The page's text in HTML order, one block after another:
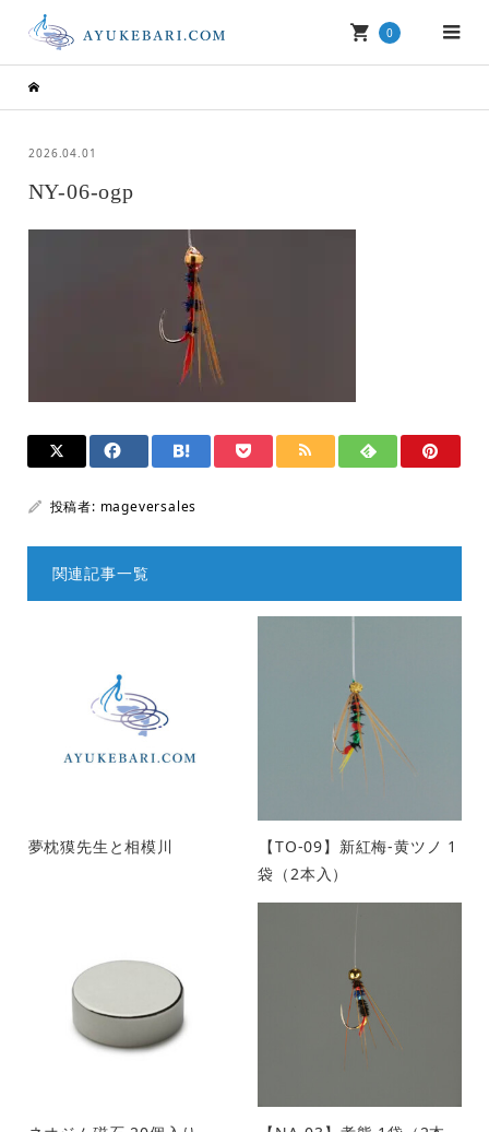
0
2026.04.01
NY-06-ogp
投稿者: mageversales
関連記事一覧
夢枕獏先生と相模川
【TO-09】新紅梅-黄ツノ 1
袋（2本入）